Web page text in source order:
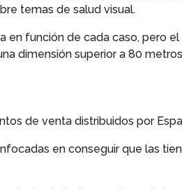
temas de salud visual.
en función de cada caso, pero
dimensión superior a 80
de venta distribuidos por
en conseguir que las